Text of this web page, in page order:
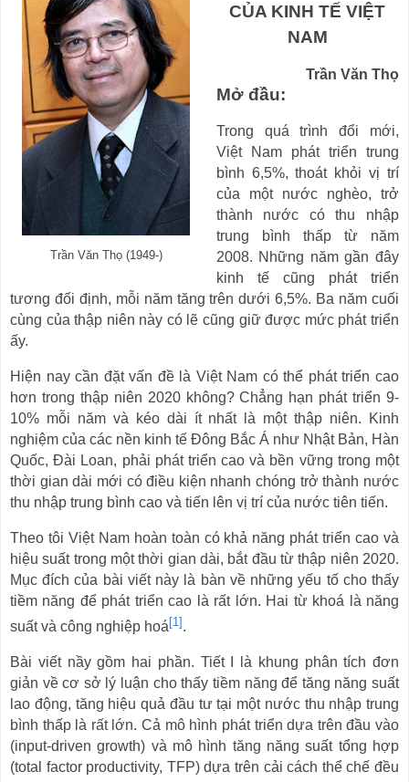
Trần Văn Thọ (1949-)
CỦA KINH TẾ VIỆT
NAM
Trần Văn Thọ
Mở đầu:
Trong quá trình đổi mới,
Việt Nam phát triển trung
bình 6,5%, thoát khỏi vị trí
của một nước nghèo, trở
thành nước có thu nhập
trung bình thấp từ năm
2008. Những năm gần đây
kinh tế cũng phát triển
tương đối định, mỗi năm tăng trên dưới 6,5%. Ba năm cuối
cùng của thập niên này có lẽ cũng giữ được mức phát triển
ấy.
Hiện nay cần đặt vấn đề là Việt Nam có thể phát triển cao
hơn trong thập niên 2020 không? Chẳng hạn phát triển 9-
10% mỗi năm và kéo dài ít nhất là một thập niên. Kinh
nghiệm của các nền kinh tế Đông Bắc Á như Nhật Bản, Hàn
Quốc, Đài Loan, phải phát triển cao và bền vững trong một
thời gian dài mới có điều kiện nhanh chóng trở thành nước
thu nhập trung bình cao và tiến lên vị trí của nước tiên tiến.
Theo tôi Việt Nam hoàn toàn có khả năng phát triển cao và
hiệu suất trong một thời gian dài, bắt đầu từ thập niên 2020.
Mục đích của bài viết này là bàn về những yếu tố cho thấy
tiềm năng để phát triển cao là rất lớn. Hai từ khoá là năng
suất và công nghiệp hoá [1] .
Bài viết nầy gồm hai phần. Tiết I là khung phân tích đơn
giản về cơ sở lý luận cho thấy tiềm năng để tăng năng suất
lao động, tăng hiệu quả đầu tư tại một nước thu nhập trung
bình thấp là rất lớn. Cả mô hình phát triển dựa trên đầu vào
(input-driven growth) và mô hình tăng năng suất tổng hợp
(total factor productivity, TFP) dựa trên cải cách thể chế đều